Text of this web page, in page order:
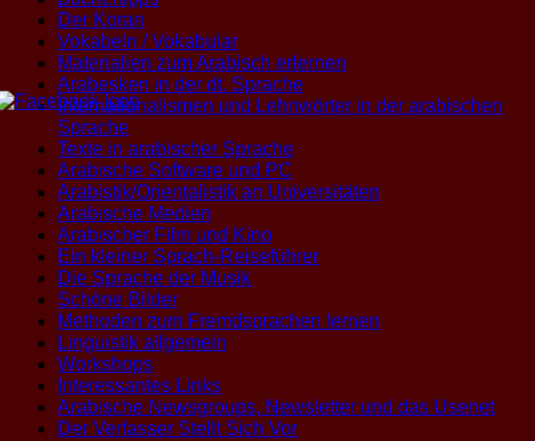
Der Koran
Vokabeln / Vokabular
Materialien zum Arabisch erlernen
Arabesken in der dt. Sprache
Internationalismen und Lehnwörter in der arabischen
Sprache
Texte in arabischer Sprache
Arabische Software und PC
Arabistik/Orientalistik an Universitäten
Arabische Medien
Arabischer Film und Kino
Ein kleiner Sprach-Reiseführer
Die Sprache der Musik
Schöne Bilder
Methoden zum Fremdsprachen lernen
Linguistik allgemein
Workshops
Interessantes Links
Arabische Newsgroups, Newsletter und das Usenet
Der Verfasser Stellt Sich Vor